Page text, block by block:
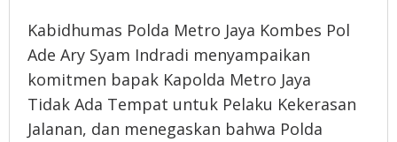
Kabidhumas Polda Metro Jaya Kombes Pol
Ade Ary Syam Indradi menyampaikan
komitmen bapak Kapolda Metro Jaya
Tidak Ada Tempat untuk Pelaku Kekerasan
Jalanan, dan menegaskan bahwa Polda